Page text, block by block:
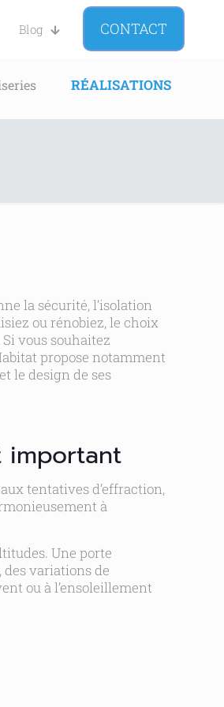
Blog CONTACT
RÉALISATIONS
la sécurité, l’isolation
ou rénobiez, le choix
vous souhaitez
propose notamment
le design de ses
important
tentatives d’effraction,
à
Une porte
variations de
ou à l’ensoleillement